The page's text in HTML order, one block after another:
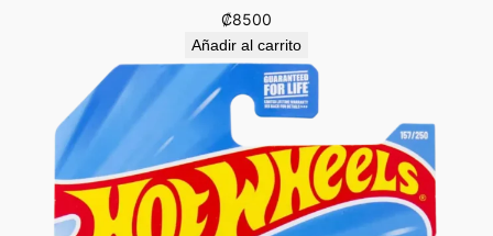
₡8500
Añadir al carrito